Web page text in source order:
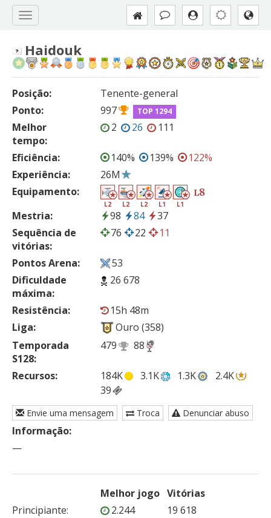
Haidouk
Posição:
Tenente-general
Ponto:
997 TOP 1294
Melhor
tempo:
2 26 111
Eficiência: 140% 139%
122%
Experiência:
26M
Equipamento:
L2 L2 L2 L1 L1
L8
Mestria: 98 84
37
Sequência de
vitórias:
76 22 11
Pontos Arena:
53
Dificuldade
máxima:
26 678
Resistência:
15h 48m
Liga:
Ouro (358)
Temporada
S128:
479 88
Recursos: 184K 3.1K 1.3K
2.4K
39
Envie uma mensagem Troca Denunciar abuso
Informação:
—
Melhor jogo Vitórias
Principiante: 2.244
19 618